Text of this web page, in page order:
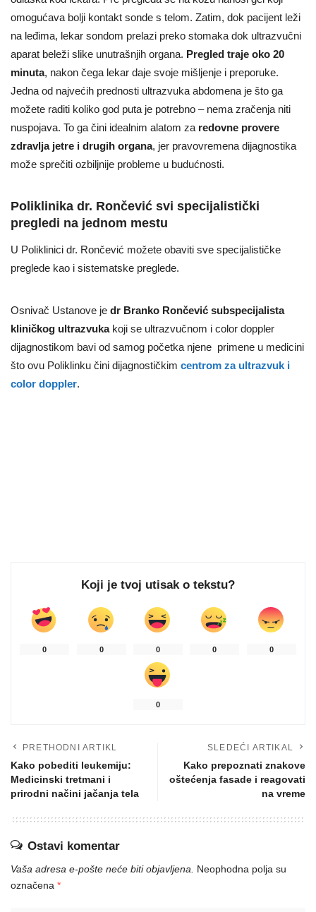
omogućava bolji kontakt sonde s telom. Zatim, dok pacijent leži
na leđima, lekar sondom prelazi preko stomaka dok ultrazvučni
aparat beleži slike unutrašnjih organa. Pregled traje oko 20
minuta, nakon čega lekar daje svoje mišljenje i preporuke.
Jedna od najvećih prednosti ultrazvuka abdomena je što ga
možete raditi koliko god puta je potrebno – nema zračenja niti
nuspojava. To ga čini idealnim alatom za redovne provere
zdravlja jetre i drugih organa, jer pravovremena dijagnostika
može sprečiti ozbiljnije probleme u budućnosti.
Poliklinika dr. Rončević svi specijalistički
pregledi na jednom mestu
U Poliklinici dr. Rončević možete obaviti sve specijalističke
preglede kao i sistematske preglede.
Osnivač Ustanove je dr Branko Rončević subspecijalista
kliničkog ultrazvukakoji se ultrazvučnom i color doppler
dijagnostikom bavi od samog početka njene primene u medicini
što ovu Poliklinku čini dijagnostičkim centrom za ultrazvuk i
color doppler.
Koji je tvoj utisak o tekstu?
0 0 0 0 0
0
PRETHODNI ARTIKL
Kako pobediti leukemiju:
Medicinski tretmani i
prirodni načini jačanja tela
SLEDEĆI ARTIKAL
Kako prepoznati znakove
oštećenja fasade i reagovati
na vreme
Ostavi komentar
Vaša adresa e-pošte neće biti objavljena.
Neophodna polja su
označena *